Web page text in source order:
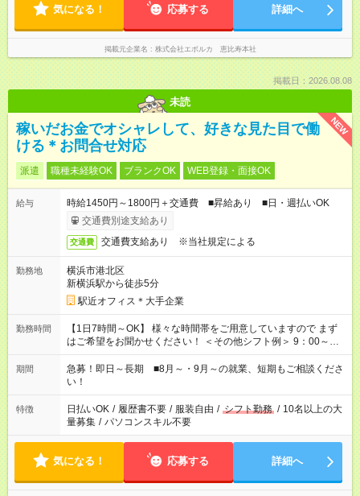
気になる！ 応募する 詳細へ
掲載元企業名 株式会社エボルカ 恵比寿本社
掲載日：2026.08.08
未読
NEW
稼いだお金でオシャレして、好きな見た目で働
ける＊お問合せ対応
派遣 職種未経験OK ブランクOK WEB登録・面接OK
給与
時給1450円～1800円＋交通費 ■昇給あり ■日・週払いOK
交通費別途支給あり
交通費 交通費支給あり ※当社規定による
勤務地
横浜市港北区
新横浜駅から徒歩5分
駅近オフィス＊大手企業
勤務時間
【1日7時間～OK】 様々な時間帯をご用意していますので まず
はご希望をお聞かせください！ ＜その他シフト例＞ 9：00～
17：00 11：00～20：00 などなど！その他のお時間もOKです！
期間
急募！即日～長期 ■8月～・9月～の就業、短期もご相談くださ
い！
特徴 日払いOK / 履歴書不要 / 服装自由 / シフト勤務 / 10名以上の大
量募集 / パソコンスキル不要
気になる！ 応募する 詳細へ